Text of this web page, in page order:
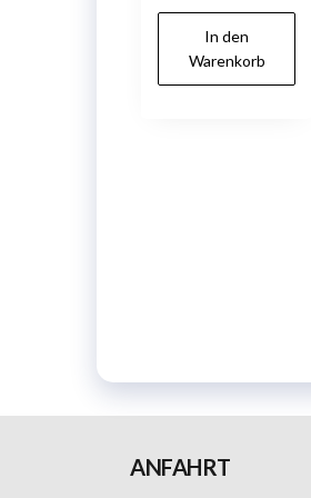
In den
Warenkorb
ANFAHRT